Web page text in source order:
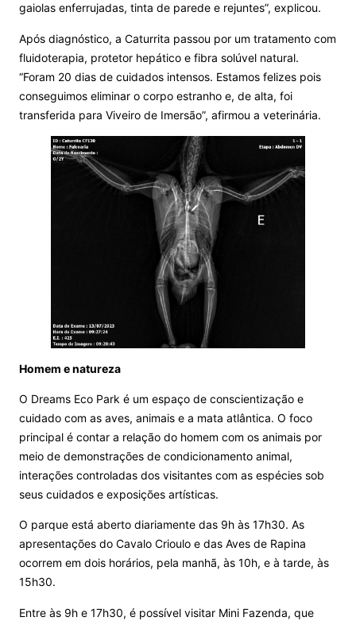
gaiolas enferrujadas, tinta de parede e rejuntes”, explicou.
Após diagnóstico, a Caturrita passou por um tratamento com
fluidoterapia, protetor hepático e fibra solúvel natural.
“Foram 20 dias de cuidados intensos. Estamos felizes pois
conseguimos eliminar o corpo estranho e, de alta, foi
transferida para Viveiro de Imersão”, afirmou a veterinária.
Homem e natureza
O Dreams Eco Park é um espaço de conscientização e
cuidado com as aves, animais e a mata atlântica. O foco
principal é contar a relação do homem com os animais por
meio de demonstrações de condicionamento animal,
interações controladas dos visitantes com as espécies sob
seus cuidados e exposições artísticas.
O parque está aberto diariamente das 9h às 17h30. As
apresentações do Cavalo Crioulo e das Aves de Rapina
ocorrem em dois horários, pela manhã, às 10h, e à tarde, às
15h30.
Entre às 9h e 17h30, é possível visitar Mini Fazenda, que